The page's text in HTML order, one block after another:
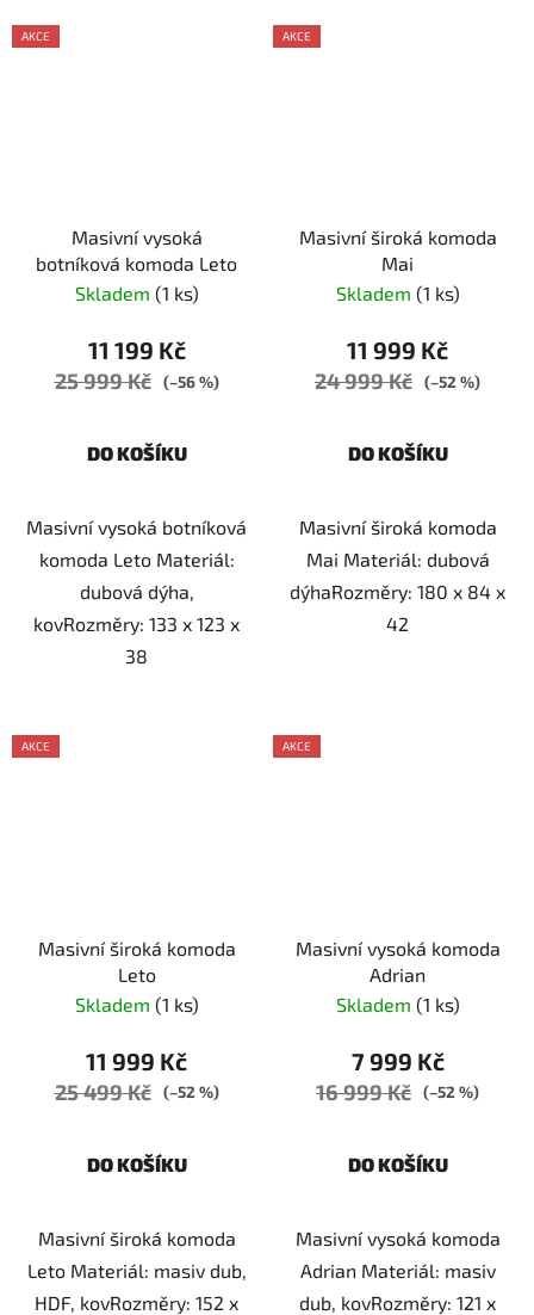
AKCE
Masivní vysoká
botníková komoda Leto
Skladem (1 ks)
11 199 Kč
25 999 Kč (–56 %)
DO KOŠÍKU
Masivní vysoká botníková
komoda Leto Materiál:
dubová dýha,
kovRozměry: 133 x 123 x
38
AKCE
Masivní široká komoda
Mai
Skladem (1 ks)
11 999 Kč
24 999 Kč (–52 %)
DO KOŠÍKU
Masivní široká komoda
Mai Materiál: dubová
dýhaRozměry: 180 x 84 x
42
AKCE
Masivní široká komoda
Leto
Skladem (1 ks)
11 999 Kč
25 499 Kč (–52 %)
DO KOŠÍKU
Masivní široká komoda
Leto Materiál: masiv dub,
HDF, kovRozměry: 152 x
AKCE
Masivní vysoká komoda
Adrian
Skladem (1 ks)
7 999 Kč
16 999 Kč (–52 %)
DO KOŠÍKU
Masivní vysoká komoda
Adrian Materiál: masiv
dub, kovRozměry: 121 x